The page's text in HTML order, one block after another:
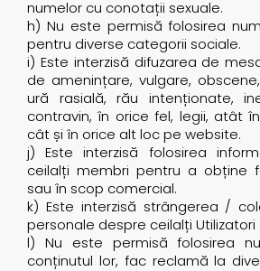
numelor cu conotații sexuale.
h) Nu este permisă folosirea
pentru diverse categorii sociale.
i) Este interzisă difuzarea de
de amenințare, vulgare,
ură rasială, rău intenționate,
contravin, în orice fel, legii, atât
cât și în orice alt loc pe website.
j) Este interzisă folosirea
ceilalți membri pentru a obține
sau în scop comercial.
k) Este interzisă strângerea /
personale despre ceilalți Utilizatori
l) Nu este permisă folosirea
conținutul lor, fac reclamă la